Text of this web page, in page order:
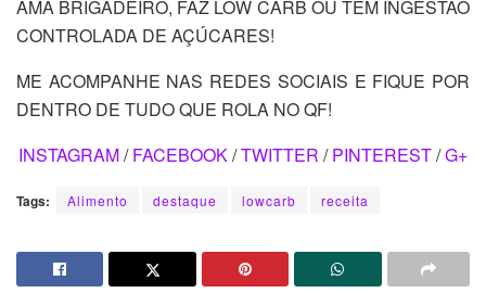
AMA BRIGADEIRO, FAZ LOW CARB OU TEM INGESTÃO
CONTROLADA DE AÇÚCARES!
ME ACOMPANHE NAS REDES SOCIAIS E FIQUE POR
DENTRO DE TUDO QUE ROLA NO QF!
INSTAGRAM/FACEBOOK/TWITTER /PINTEREST/G+
Tags: Alimento destaque lowcarb receita